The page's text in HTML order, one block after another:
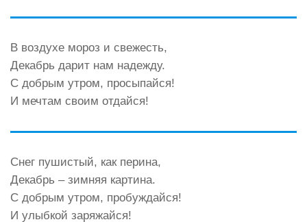
В воздухе мороз и свежесть,
Декабрь дарит нам надежду.
С добрым утром, просыпайся!
И мечтам своим отдайся!
Снег пушистый, как перина,
Декабрь – зимняя картина.
С добрым утром, пробуждайся!
И улыбкой заряжайся!